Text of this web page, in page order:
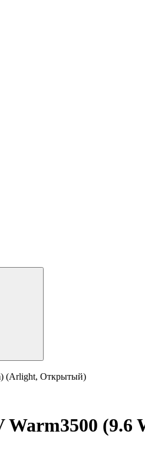
(Arlight, Открытый)
Warm3500